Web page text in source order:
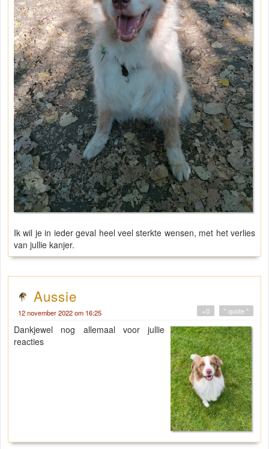
Ik wil je in ieder geval heel veel sterkte wensen, met het verlies
van jullie kanjer.
Aussie
12 november 2022 om 16:25 " quote "
+0
Dankjewel nog allemaal voor jullie
reacties